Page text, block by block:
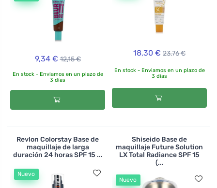
9,34 € 12,15 €
En stock - Enviamos en un plazo de
3 días
18,30 € 23,76 €
En stock - Enviamos en un plazo de
3 días
Revlon Colorstay Base de
maquillaje de larga
duración 24 horas SPF 15 ...
Nuevo
Shiseido Base de
maquillaje Future Solution
LX Total Radiance SPF 15
(...
Nuevo